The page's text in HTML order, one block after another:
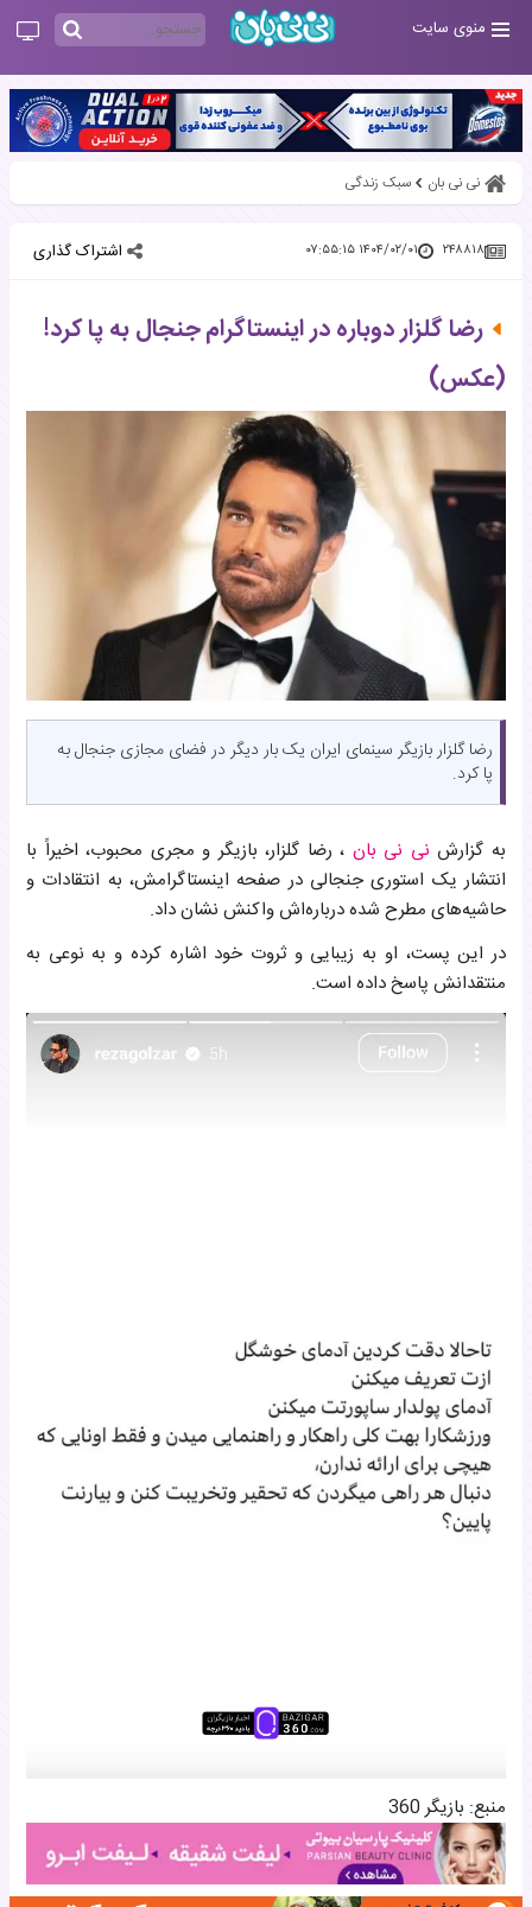
منوی سایت
نی نی بان سبک زندگی
۲۴۸۸۱۸ ۱۴۰۴/۰۲/۰۱ ۰۷:۵۵:۱۵ اشتراک گذاری
رضا گلزار دوباره در اینستاگرام جنجال به پا کرد!
(عکس)
رضا گلزار بازیگر سینمای ایران یک بار دیگر در فضای مجازی جنجال به
پا کرد.
به گزارش نی نی بان ، رضا گلزار، بازیگر و مجری محبوب، اخیراً با
انتشار یک استوری جنجالی در صفحه اینستاگرامش، به انتقادات و
حاشیه‌های مطرح شده درباره‌اش واکنش نشان داد.
در این پست، او به زیبایی و ثروت خود اشاره کرده و به نوعی به
منتقدانش پاسخ داده است.
منبع: بازیگر 360